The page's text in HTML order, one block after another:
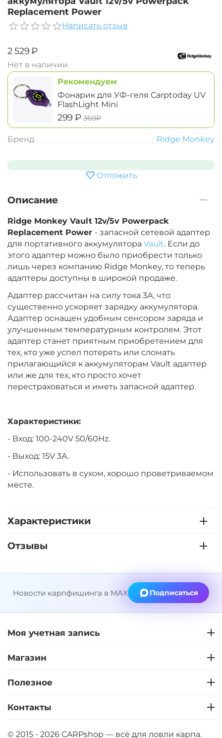
Replacement Power
Написать отзыв
‍2 529‍₽
Нет в наличии
Рекомендуем
Фонарик для УФ-геля Carptoday UV
FlashLight Mini
‍299‍ ₽ ‍360‍₽
Бренд Ridge Monkey
Отложить
Описание
Ridge Monkey Vault 12v/5v Powerpack
Replacement Power - запасной сетевой адаптер
для портативного аккумулятора Vault. Если до
этого адаптер можно было приобрести только
лишь через компанию Ridge Monkey, то теперь
адаптеры доступны в широкой продаже.
Адаптер рассчитан на силу тока 3А, что
существенно ускоряет зарядку аккумулятора.
Адаптер оснащен удобным сенсором заряда и
улучшенным температурным контролем. Этот
адаптер станет приятным приобретением для
тех, кто уже успел потерять или сломать
прилагающийся к аккумуляторам Vault адаптер
или же для тех, кто просто хочет
перестраховаться и иметь запасной адаптер.
Характеристики:
- Вход: 100-240V 50/60Hz.
- Выход: 15V 3А.
- Использовать в сухом, хорошо проветриваемом
месте.
Характеристики
Отзывы
Новости карпфишинга в MAX Подписаться
Моя учетная запись
Магазин
Полезное
Контакты
© 2015 - 2026 CARPshop — всё для ловли карпа.